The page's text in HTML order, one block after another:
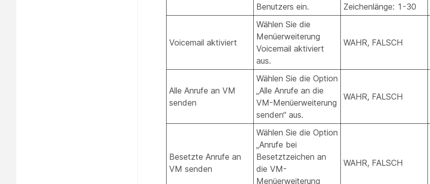
Benutzers ein.
Zeichenlänge: 1-30
Voicemail aktiviert
Wählen Sie die
Menüerweiterung
Voicemail aktiviert
aus.
WAHR, FALSCH
Alle Anrufe an VM
senden
Wählen Sie die Option
„Alle Anrufe an die
VM-Menüerweiterung
senden“ aus.
WAHR, FALSCH
Besetzte Anrufe an
VM senden
Wählen Sie die Option
„Anrufe bei
Besetztzeichen an
die VM-
Menüerweiterung
WAHR, FALSCH